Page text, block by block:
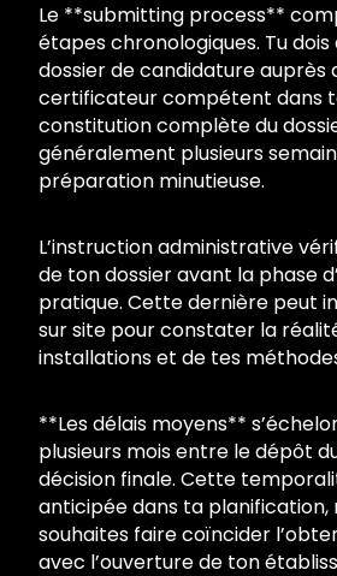
Le **submitting process**
étapes chronologiques. Tu
dossier de candidature auprès
certificateur compétent dans
constitution complète du
généralement plusieurs
préparation minutieuse.
L’instruction administrative
de ton dossier avant la phase
pratique. Cette dernière peut
sur site pour constater la
installations et de tes
**Les délais moyens**
plusieurs mois entre le dépôt
décision finale. Cette
anticipée dans ta
souhaites faire coïncider
avec l’ouverture de ton